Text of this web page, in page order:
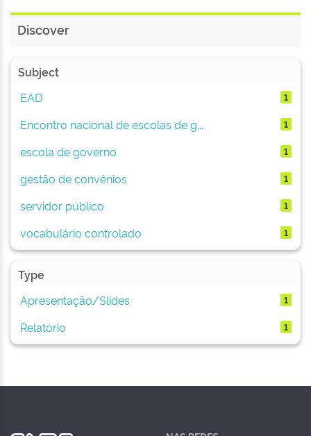
Discover
Subject
EAD
1
Encontro nacional de escolas de g... 1
escola de governo 1
gestão de convênios 1
servidor público 1
vocabulário controlado 1
Type
Apresentação/Slides
1
Relatório 1